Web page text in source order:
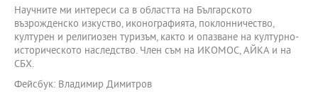
Научните ми интереси са в областта на Българското
възрожденско изкуство, иконографията, поклонничество,
културен и религиозен туризъм, както и опазване на културно-
историческото наследство. Член съм на ИКОМОС, АЙКА и на
СБХ.
Фейсбук: Владимир Димитров